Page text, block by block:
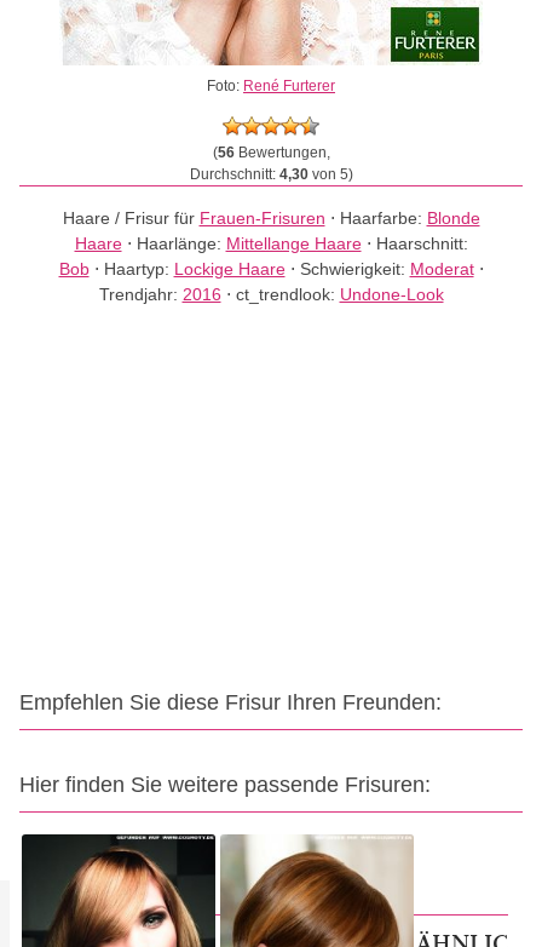
Foto: René Furterer
(56Bewertungen,
Durchschnitt: 4,30von 5)
Haare / Frisur für Frauen-Frisuren ⋅ Haarfarbe: Blonde
Haare⋅ Haarlänge: Mittellange Haare⋅ Haarschnitt:
Bob⋅ Haartyp: Lockige Haare⋅ Schwierigkeit: Moderat⋅
Trendjahr: 2016 ⋅ ct_trendlook: Undone-Look
Empfehlen Sie diese Frisur Ihren Freunden:
Hier finden Sie weitere passende Frisuren: